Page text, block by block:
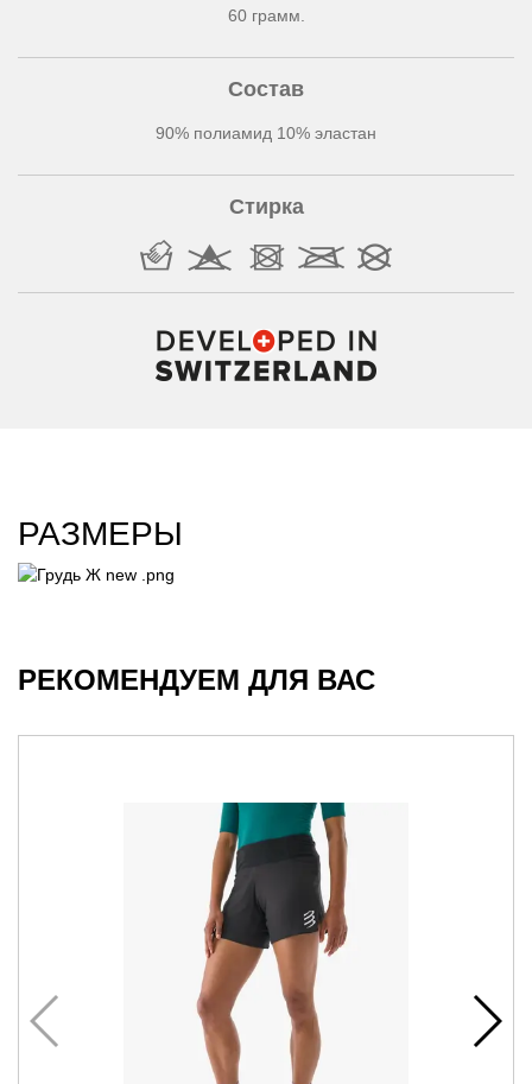
60 грамм.
Состав
90% полиамид 10% эластан
Стирка
РАЗМЕРЫ
РЕКОМЕНДУЕМ ДЛЯ ВАС